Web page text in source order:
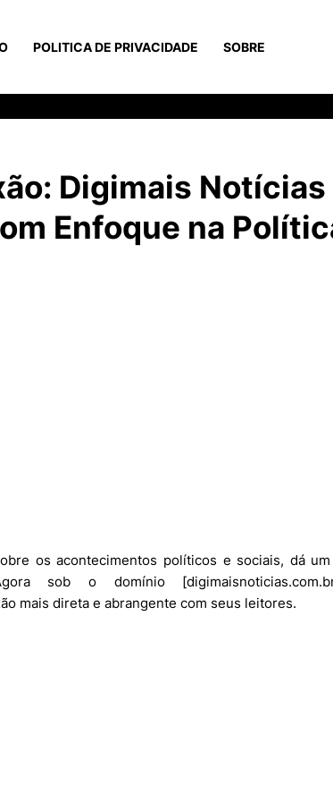
POLITICA DE PRIVACIDADE SOBRE
Digimais Notícias
Enfoque na
os acontecimentos políticos e sociais, dá
sob o domínio
mais direta e abrangente com seus leitores.